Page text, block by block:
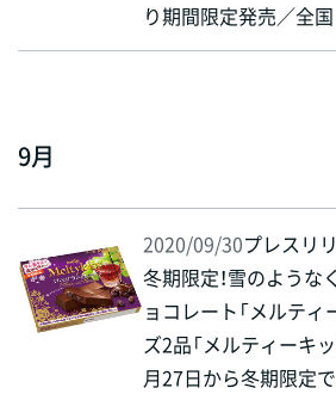
り期間限定発売／全国
9月
2020/09/30プレスリ
冬期限定！雪のよう
ョコレート「メルティ
ズ2品「メルティーキ
月27日から冬期限定